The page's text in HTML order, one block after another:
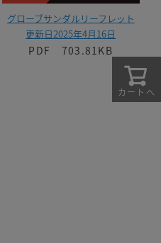
カートへ
グローブサンダルリーフレット
更新日2025年4月16日
PDF 703.81KB